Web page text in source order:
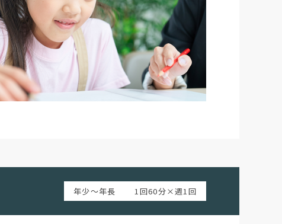
年少～年長 1回60分×週1回